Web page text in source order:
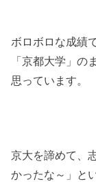
ボロボロな成績
「京都大学」の
思っています。
京大を諦めて、
かったな～」と